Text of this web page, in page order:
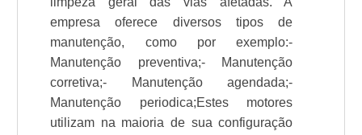
empresa oferece diversos tipos de
manutenção, como por exemplo:-
Manutenção preventiva;- Manutenção
corretiva;- Manutenção agendada;-
Manutenção periodica;Estes motores
utilizam na maioria de sua configuração